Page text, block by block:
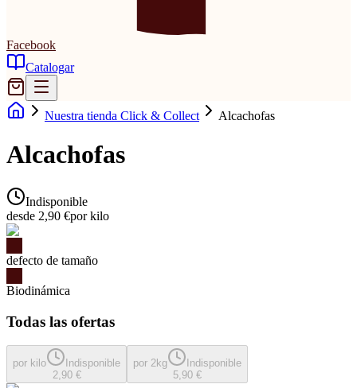
Facebook
Catalogar
Nuestra tienda Click & Collect Alcachofas
Alcachofas
Indisponible
desde 2,90 €por kilo
defecto de tamaño
Biodinámica
Todas las ofertas
por kilo
Indisponible
2,90 €
por 2kg
Indisponible
5,90 €